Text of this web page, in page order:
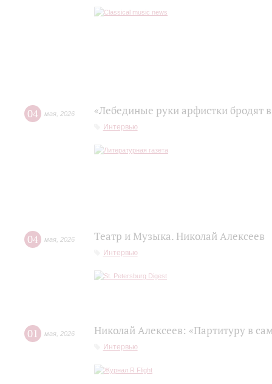
04 мая 2026 «Лебединые руки арфистки бродят
Интервью
04 мая 2026 Театр и Музыка. Николай Алексеев
Интервью
01 мая 2026 Николай Алексеев: «Партитуру в
Интервью